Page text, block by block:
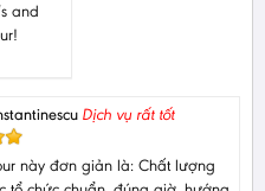
and
Dịch vụ rất tốt
này đơn giản là: Chất lượng